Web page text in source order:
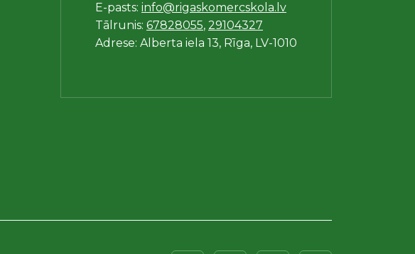
E-pasts: info@rigaskomercskola.lv
Tālrunis: 67828055, 29104327
Adrese: Alberta iela 13, Rīga, LV-1010